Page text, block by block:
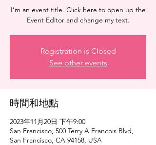
I’m an event title. Click here to open up the
Event Editor and change my text.
Registration is Closed
See other events
時間和地點
2023年11月20日 下午9:00
San Francisco, 500 Terry A Francois Blvd,
San Francisco, CA 94158, USA